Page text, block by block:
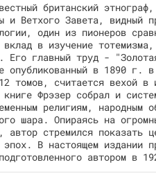
британский этнограф,
и Ветхого Завета, видный
один из пионеров
в изучение
Его главный труд -
опубликованный в 1890 г.
томов, считается вехой в
Фрэзер собрал и
религиям, народным
шара. Опираясь на
автор стремился показать
В настоящем издании
автором в